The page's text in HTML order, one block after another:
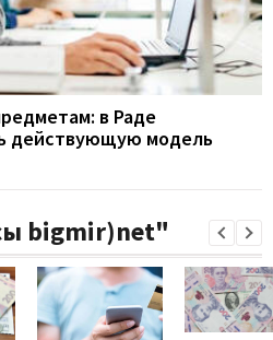
в Раде
действующую модель
bigmir)net"